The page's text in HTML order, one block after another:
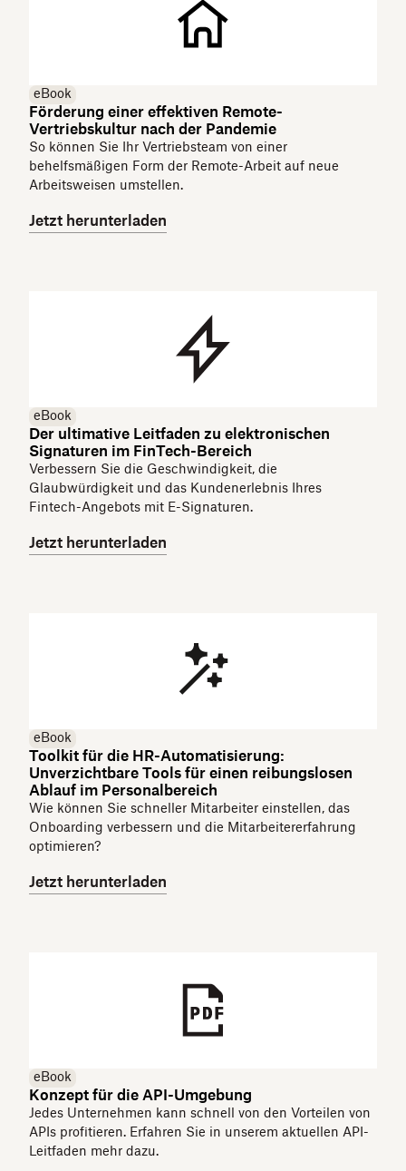
eBook
Förderung einer effektiven Remote-
Vertriebskultur nach der Pandemie
So können Sie Ihr Vertriebsteam von einer
behelfsmäßigen Form der Remote-Arbeit auf neue
Arbeitsweisen umstellen.
Jetzt herunterladen
eBook
Der ultimative Leitfaden zu elektronischen
Signaturen im FinTech-Bereich
Verbessern Sie die Geschwindigkeit, die
Glaubwürdigkeit und das Kundenerlebnis Ihres
Fintech-Angebots mit E-Signaturen.
Jetzt herunterladen
eBook
Toolkit für die HR-Automatisierung:
Unverzichtbare Tools für einen reibungslosen
Ablauf im Personalbereich
Wie können Sie schneller Mitarbeiter einstellen, das
Onboarding verbessern und die Mitarbeitererfahrung
optimieren?
Jetzt herunterladen
eBook
Konzept für die API-Umgebung
Jedes Unternehmen kann schnell von den Vorteilen von
APIs profitieren. Erfahren Sie in unserem aktuellen API-
Leitfaden mehr dazu.